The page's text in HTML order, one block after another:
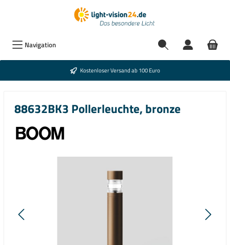
Navigation
Kostenloser Versand ab 100 Euro
88632BK3 Pollerleuchte, bronze